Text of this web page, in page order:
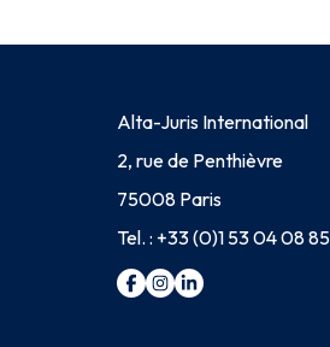
Alta-Juris International
2, rue de Penthièvre
75008 Paris
Tel. : +33 (0)1 53 04 08 85